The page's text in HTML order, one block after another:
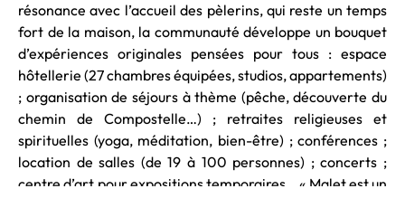
résonance avec l’accueil des pèlerins, qui reste un temps
fort de la maison, la communauté développe un bouquet
d’expériences originales pensées pour tous : espace
hôtellerie (27 chambres équipées, studios, appartements)
; organisation de séjours à thème (pêche, découverte du
chemin de Compostelle…) ; retraites religieuses et
spirituelles (yoga, méditation, bien-être) ; conférences ;
location de salles (de 19 à 100 personnes) ; concerts ;
centre d’art pour expositions temporaires… « Malet est un